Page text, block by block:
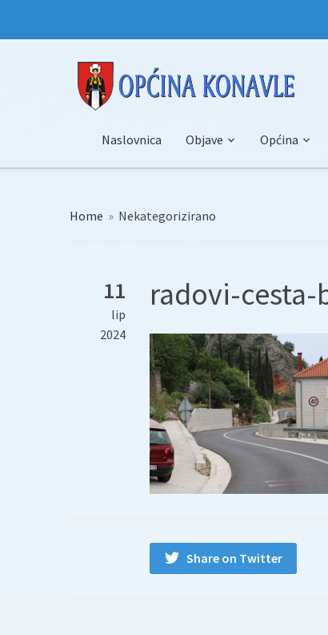
Naslovnica Objave Općina
Home » Nekategorizirano
11
lip
2024
radovi-cesta-
Share on Twitter